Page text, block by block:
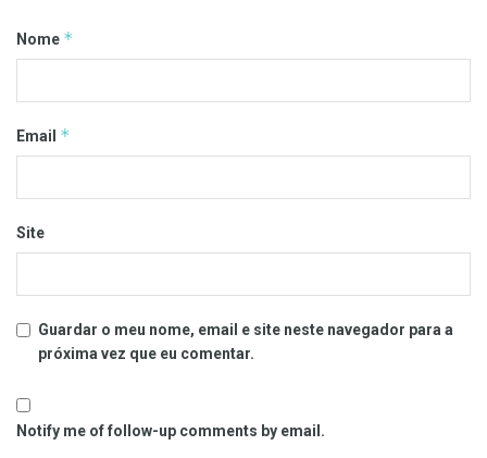
Nome *
Email *
Site
Guardar o meu nome, email e site neste navegador para a
próxima vez que eu comentar.
Notify me of follow-up comments by email.